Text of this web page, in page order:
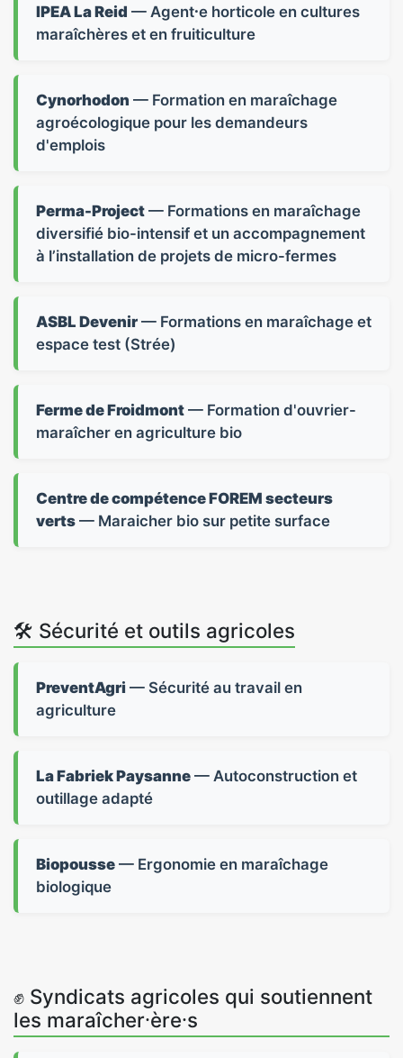
IPEA La Reid — Agent⸱e horticole en cultures
maraîchères et en fruiticulture
Cynorhodon — Formation en maraîchage
agroécologique pour les demandeurs
d'emplois
Perma-Project — Formations en maraîchage
diversifié bio-intensif et un accompagnement
à l’installation de projets de micro-fermes
ASBL Devenir — Formations en maraîchage et
espace test (Strée)
Ferme de Froidmont — Formation d'ouvrier-
maraîcher en agriculture bio
Centre de compétence FOREM secteurs
verts — Maraicher bio sur petite surface
🛠️ Sécurité et outils agricoles
PreventAgri — Sécurité au travail en
agriculture
La Fabriek Paysanne — Autoconstruction et
outillage adapté
Biopousse — Ergonomie en maraîchage
biologique
✊ Syndicats agricoles qui soutiennent
les maraîcher⸱ère⸱s